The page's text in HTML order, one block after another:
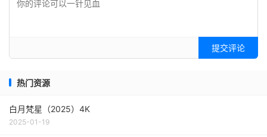
提交评论
热门资源
白月梵星（2025）4K
2025-01-19